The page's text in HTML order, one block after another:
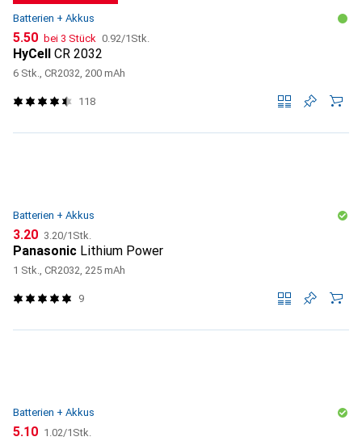
Batterien + Akkus
CHF
5.50 bei 3 Stück CHF
0.92/1Stk.
HyCell CR 2032
6 Stk., CR2032, 200 mAh
118
Batterien + Akkus
CHF
3.20 CHF
3.20/1Stk.
Panasonic Lithium Power
1 Stk., CR2032, 225 mAh
9
Batterien + Akkus
CHF
5.10 CHF
1.02/1Stk.